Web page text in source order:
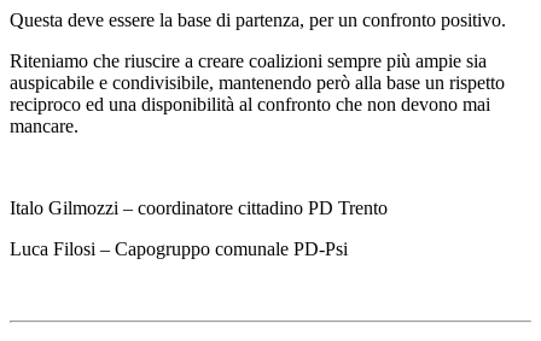
Questa deve essere la base di partenza, per un confronto positivo.
Riteniamo che riuscire a creare coalizioni sempre più ampie sia
auspicabile e condivisibile, mantenendo però alla base un rispetto
reciproco ed una disponibilità al confronto che non devono mai
mancare.
Italo Gilmozzi – coordinatore cittadino PD Trento
Luca Filosi – Capogruppo comunale PD-Psi